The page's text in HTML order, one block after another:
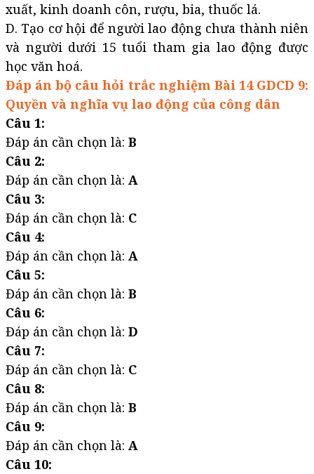
xuất, kinh doanh côn, rượu, bia, thuốc lá.
D. Tạo cơ hội để người lao động chưa thành niên
và người dưới 15 tuổi tham gia lao động được
học văn hoá.
Đáp án bộ câu hỏi trắc nghiệm Bài 14 GDCD 9:
Quyền và nghĩa vụ lao động của công dân
Câu 1:
Đáp án cần chọn là: B
Câu 2:
Đáp án cần chọn là: A
Câu 3:
Đáp án cần chọn là: C
Câu 4:
Đáp án cần chọn là: A
Câu 5:
Đáp án cần chọn là: B
Câu 6:
Đáp án cần chọn là: D
Câu 7:
Đáp án cần chọn là: C
Câu 8:
Đáp án cần chọn là: B
Câu 9:
Đáp án cần chọn là: A
Câu 10: